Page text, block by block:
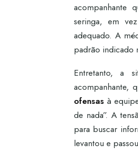
acompanhante
seringa, em
adequado. A
padrão indicado
Entretanto, a
acompanhante,
ofensas à
de nada”. A
para buscar
levantou e